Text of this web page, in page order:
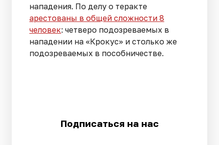
нападения. По делу о теракте
арестованы в общей сложности 8
человек: четверо подозреваемых в
нападении на «Крокус» и столько же
подозреваемых в пособничестве.
Подписаться на нас